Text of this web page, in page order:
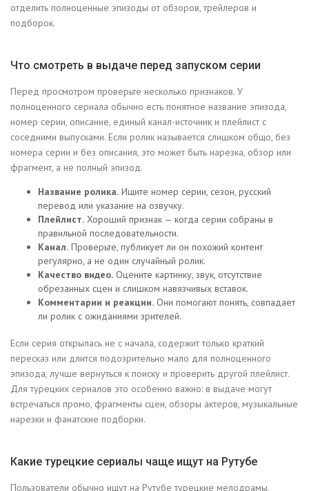
отделить полноценные эпизоды от обзоров, трейлеров и
подборок.
Что смотреть в выдаче перед запуском серии
Перед просмотром проверьте несколько признаков. У
полноценного сериала обычно есть понятное название эпизода,
номер серии, описание, единый канал-источник и плейлист с
соседними выпусками. Если ролик называется слишком общо, без
номера серии и без описания, это может быть нарезка, обзор или
фрагмент, а не полный эпизод.
Название ролика. Ищите номер серии, сезон, русский
перевод или указание на озвучку.
Плейлист. Хороший признак — когда серии собраны в
правильной последовательности.
Канал. Проверьте, публикует ли он похожий контент
регулярно, а не один случайный ролик.
Качество видео. Оцените картинку, звук, отсутствие
обрезанных сцен и слишком навязчивых вставок.
Комментарии и реакции. Они помогают понять, совпадает
ли ролик с ожиданиями зрителей.
Если серия открылась не с начала, содержит только краткий
пересказ или длится подозрительно мало для полноценного
эпизода, лучше вернуться к поиску и проверить другой плейлист.
Для турецких сериалов это особенно важно: в выдаче могут
встречаться промо, фрагменты сцен, обзоры актеров, музыкальные
нарезки и фанатские подборки.
Какие турецкие сериалы чаще ищут на Рутубе
Пользователи обычно ищут на Рутубе турецкие мелодрамы,